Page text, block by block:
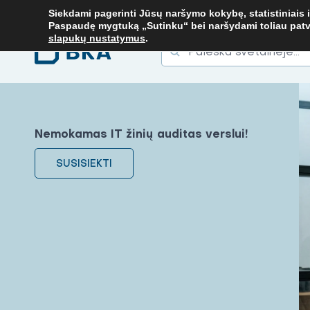
+37067579127ARBA EL. P.MOKYMAI@BKA.LT NERADAI
Ieškoti:
Ieškoti
Nemokamas IT žinių auditas verslui!
SUSISIEKTI
Siekdami pagerinti Jūsų naršymo kokybę,
Paspaudę mygtuką „Sutinku“ bei naršydami toliau
slapukų nustatymus.